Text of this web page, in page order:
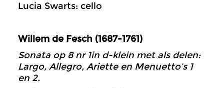
Lucia Swarts: cello
Willem de Fesch (1687-1761)
Sonata op 8 nr 1in d-klein met als delen:
Largo, Allegro, Ariette en Menuetto’s 1
en 2.